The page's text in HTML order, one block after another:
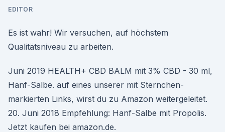
EDITOR
Es ist wahr! Wir versuchen, auf höchstem
Qualitätsniveau zu arbeiten.
Juni 2019 HEALTH+ CBD BALM mit 3% CBD - 30 ml,
Hanf-Salbe. auf eines unserer mit Sternchen-
markierten Links, wirst du zu Amazon weitergeleitet.
20. Juni 2018 Empfehlung: Hanf-Salbe mit Propolis.
Jetzt kaufen bei amazon.de.